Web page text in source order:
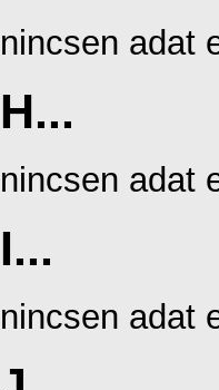
nincsen adat
H...
nincsen adat
I...
nincsen adat